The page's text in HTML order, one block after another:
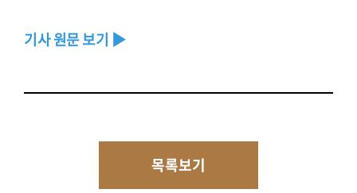
기사 원문 보기 ▶
목록보기